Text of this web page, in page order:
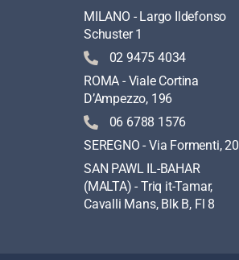
MILANO - Largo Ildefonso
Schuster 1
02 9475 4034
ROMA - Viale Cortina
D’Ampezzo, 196
06 6788 1576
SEREGNO - Via Formenti, 20
SAN PAWL IL-BAHAR
(MALTA) - Triq it-Tamar,
Cavalli Mans, Blk B, Fl 8